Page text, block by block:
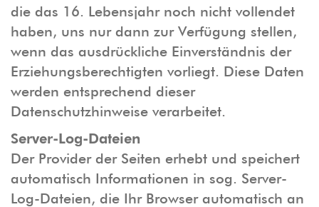
die das 16. Lebensjahr noch nicht vollendet
haben, uns nur dann zur Verfügung stellen,
wenn das ausdrückliche Einverständnis der
Erziehungsberechtigten vorliegt. Diese Daten
werden entsprechend dieser
Datenschutzhinweise verarbeitet.
Server-Log-Dateien
Der Provider der Seiten erhebt und speichert
automatisch Informationen in sog. Server-
Log-Dateien, die Ihr Browser automatisch an